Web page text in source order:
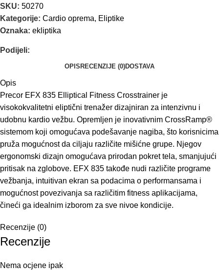
SKU: 50270
Kategorije: Cardio oprema, Eliptike
Oznaka: ekliptika
Podijeli:
OPIS RECENZIJE (0)DOSTAVA
Opis
Precor EFX 835 Elliptical Fitness Crosstrainer je
visokokvalitetni eliptični trenažer dizajniran za intenzivnu i
udobnu kardio vežbu. Opremljen je inovativnim CrossRamp®
sistemom koji omogućava podešavanje nagiba, što korisnicima
pruža mogućnost da ciljaju različite mišićne grupe. Njegov
ergonomski dizajn omogućava prirodan pokret tela, smanjujući
pritisak na zglobove. EFX 835 takođe nudi različite programe
vežbanja, intuitivan ekran sa podacima o performansama i
mogućnost povezivanja sa različitim fitness aplikacijama,
čineći ga idealnim izborom za sve nivoe kondicije.
Recenzije (0)
Recenzije
Nema ocjene ipak